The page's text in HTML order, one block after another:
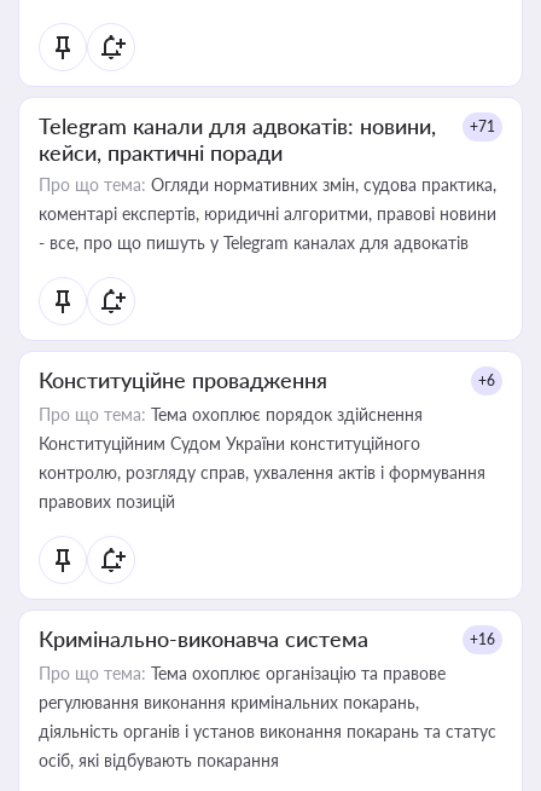
Telegram канали для адвокатів: новини,
кейси, практичні поради
+71
Про що тема: Огляди нормативних змін, судова практика,
коментарі експертів, юридичні алгоритми, правові новини
- все, про що пишуть у Telegram каналах для адвокатів
Конституційне провадження +6
Про що тема: Тема охоплює порядок здійснення
Конституційним Судом України конституційного
контролю, розгляду справ, ухвалення актів і формування
правових позицій
Кримінально-виконавча система +16
Про що тема: Тема охоплює організацію та правове
регулювання виконання кримінальних покарань,
діяльність органів і установ виконання покарань та статус
осіб, які відбувають покарання